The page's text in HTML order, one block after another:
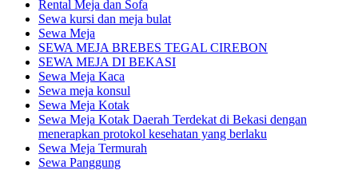
Rental Meja dan Sofa
Sewa kursi dan meja bulat
Sewa Meja
SEWA MEJA BREBES TEGAL CIREBON
SEWA MEJA DI BEKASI
Sewa Meja Kaca
Sewa meja konsul
Sewa Meja Kotak
Sewa Meja Kotak Daerah Terdekat di Bekasi dengan
menerapkan protokol kesehatan yang berlaku
Sewa Meja Termurah
Sewa Panggung